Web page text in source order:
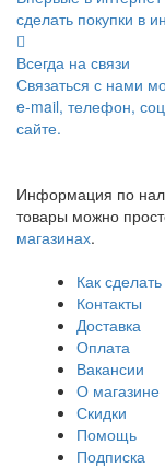
сделать покупки в
Всегда на связи
Связаться с нами
e-mail, телефон,
сайте.
Информация по
товары можно
магазинах.
Как сделать
Контакты
Доставка
Оплата
Вакансии
О магазине
Скидки
Помощь
Подписка